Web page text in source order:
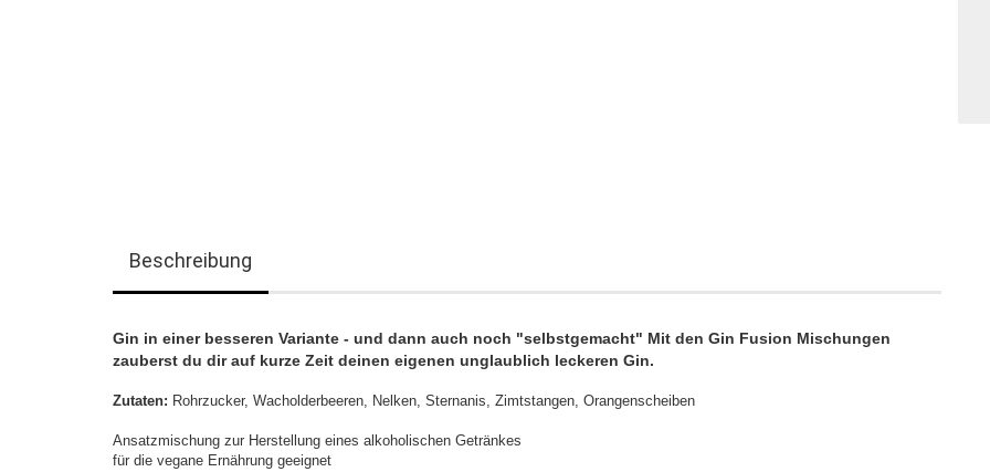
Beschreibung
Gin in einer besseren Variante - und dann auch noch "selbstgemacht" Mit den Gin Fusion Mischungen
zauberst du dir auf kurze Zeit deinen eigenen unglaublich leckeren Gin.
Zutaten: Rohrzucker, Wacholderbeeren, Nelken, Sternanis, Zimtstangen, Orangenscheiben
Ansatzmischung zur Herstellung eines alkoholischen Getränkes
für die vegane Ernährung geeignet